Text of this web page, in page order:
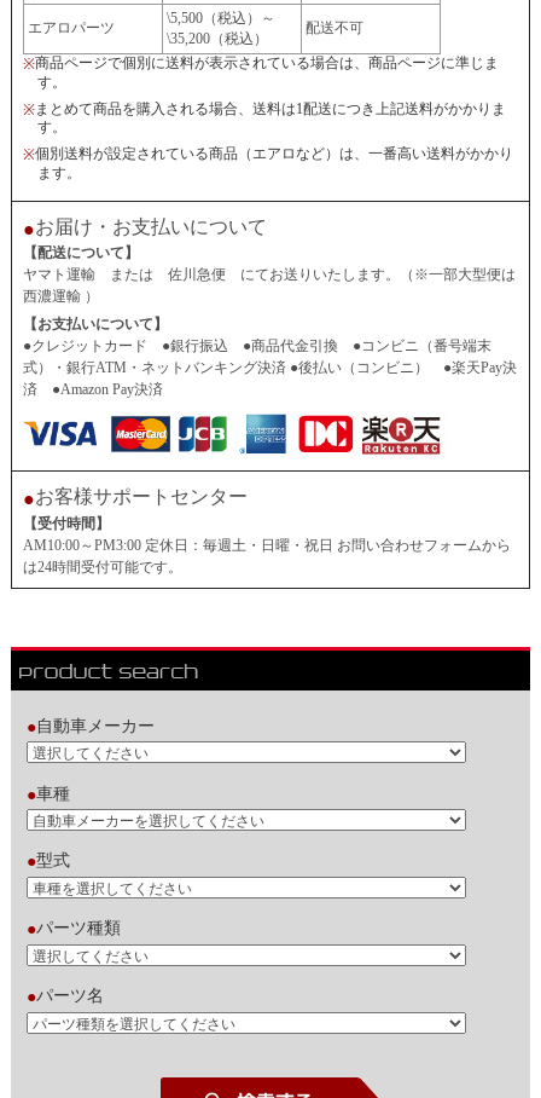
エアロパーツ
\5,500（税込）～
\35,200（税込）
配送不可
※商品ページで個別に送料が表示されている場合は、商品ページに準じま
す。
※まとめて商品を購入される場合、送料は1配送につき上記送料がかかりま
す。
※個別送料が設定されている商品（エアロなど）は、一番高い送料がかかり
ます。
●お届け・お支払いについて
【配送について】
ヤマト運輸 または 佐川急便 にてお送りいたします。（※一部大型便は
西濃運輸 ）
【お支払いについて】
●クレジットカード ●銀行振込 ●商品代金引換 ●コンビニ（番号端末
式）・銀行ATM・ネットバンキング決済 ●後払い（コンビニ） ●楽天Pay決
済 ●Amazon Pay決済
●お客様サポートセンター
【受付時間】
AM10:00～PM3:00 定休日：毎週土・日曜・祝日 お問い合わせフォームから
は24時間受付可能です。
●自動車メーカー
●車種
●型式
●パーツ種類
●パーツ名